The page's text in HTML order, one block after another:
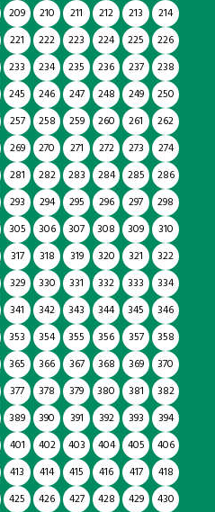
209 210 211 212 213
214
221 222 223 224 225
226
233 234 235 236 237
238
245 246 247 248 249
250
257 258 259 260 261
262
269 270 271 272 273
274
281 282 283 284 285
286
293 294 295 296 297
298
305 306 307 308 309
310
317 318 319 320 321
322
329 330 331 332 333
334
341 342 343 344 345
346
353 354 355 356 357
358
365 366 367 368 369
370
377 378 379 380 381
382
389 390 391 392 393
394
401 402 403 404 405
406
413 414 415 416 417
418
425 426 427 428 429
430